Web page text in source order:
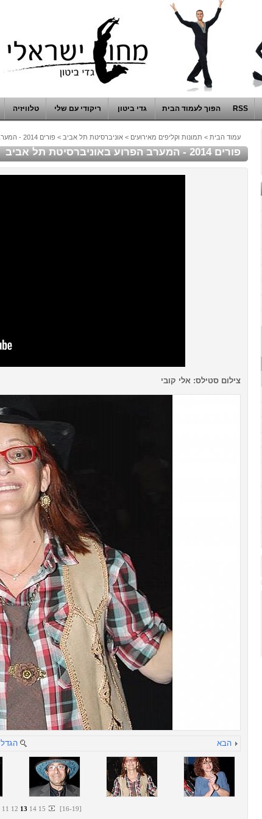
RSS הפוך לעמוד הבית גדי ביטון ריקודי עם שלי טלוויזיה
עמוד הבית > תמונות וקליפים מאירועים > אוניברסיטת תל אביב > פורים 2014 - המערב הפרוע באוניברסיטת תל אביב
פורים 2014 - המערב הפרוע באוניברסיטת תל אביב
צילום סטילס: אלי קובי
הגדל הבא
11 12 13 14 15 [16-19]